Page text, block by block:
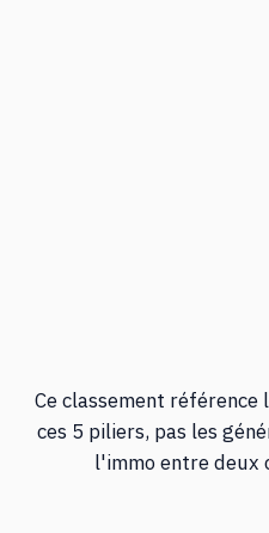
Ce classement
ces 5 piliers, pas les
l'immo entre deux